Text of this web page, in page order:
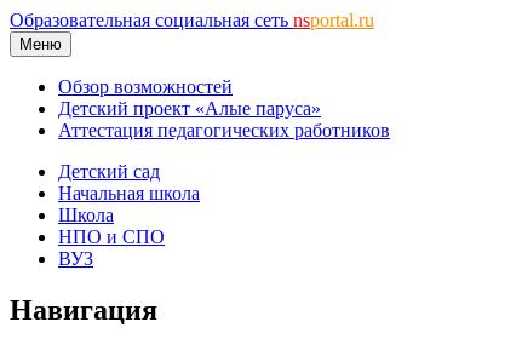
Образовательная социальная сеть nsportal.ru
Меню
Обзор возможностей
Детский проект «Алые паруса»
Аттестация педагогических работников
Детский сад
Начальная школа
Школа
НПО и СПО
ВУЗ
Навигация